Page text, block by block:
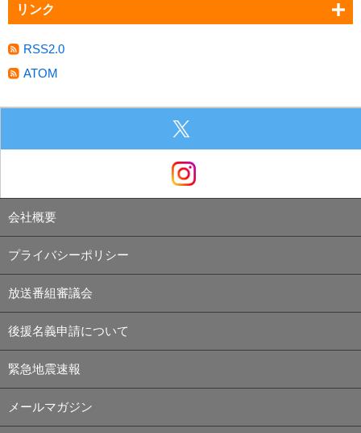
リンク
RSS2.0
ATOM
会社概要
プライバシーポリシー
放送番組審議会
後援名義申請について
緊急地震速報
メールマガジン